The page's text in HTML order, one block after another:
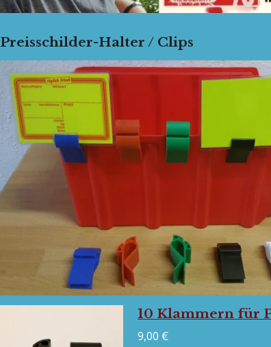
Preisschilder-Halter / Clips
10 Klammern für
9,00 €